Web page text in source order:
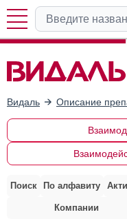
Видаль Описание
Поиск По алфавиту
Компании